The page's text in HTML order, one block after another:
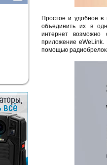
Простое и удобное в
объединить их в
интернет возможно
приложение eWeLink.
помощью